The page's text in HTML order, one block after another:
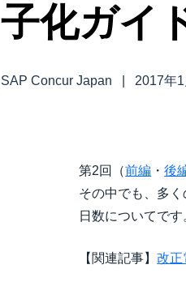
出張・経費管理
サステナビリティ
働きかた改革
子化ガイ
SAP Concur Japan
2017年1
第2回（前編 ・後
その中でも、多
日数についてで
【関連記事】改正